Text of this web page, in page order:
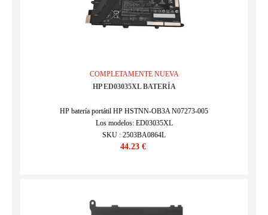
COMPLETAMENTE NUEVA
HP ED03035XL BATERÍA
HP batería portátil HP HSTNN-OB3A N07273-005
Los modelos: ED03035XL
SKU : 2503BA0864L
44.23 €